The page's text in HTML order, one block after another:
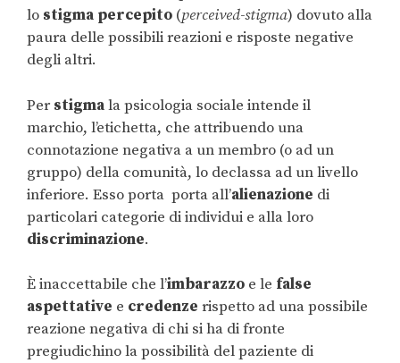
lo stigma percepito (perceived-stigma) dovuto alla
paura delle possibili reazioni e risposte negative
degli altri.
Per stigmala psicologia sociale intende il
marchio, l’etichetta, che attribuendo una
connotazione negativa a un membro (o ad un
gruppo) della comunità, lo declassa ad un livello
inferiore. Esso porta porta all’alienazione di
particolari categorie di individui e alla loro
discriminazione.
È inaccettabile che l’imbarazzo e le false
aspettative e credenze rispetto ad una possibile
reazione negativa di chi si ha di fronte
pregiudichino la possibilità del paziente di